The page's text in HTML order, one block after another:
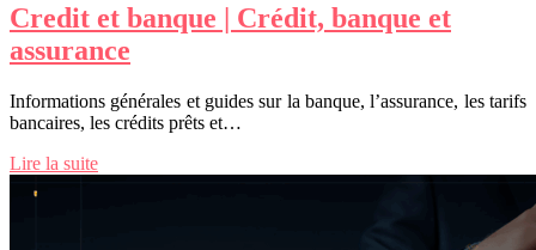
Credit et banque | Crédit, banque et
assurance
Informations générales et guides sur la banque, l’assurance, les tarifs
bancaires, les crédits prêts et…
Lire la suite